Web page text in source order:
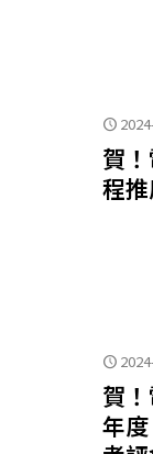
賀
程推
賀
年